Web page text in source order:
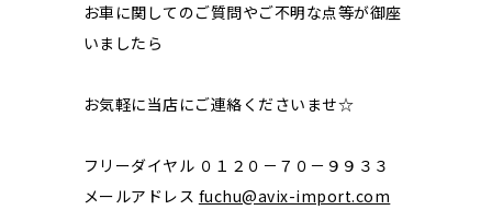
お車に関してのご質問やご不明な点等が御座
いましたら
お気軽に当店にご連絡くださいませ☆
フリーダイヤル ０１２０－７０－９９３３
メールアドレス fuchu@avix-import.com